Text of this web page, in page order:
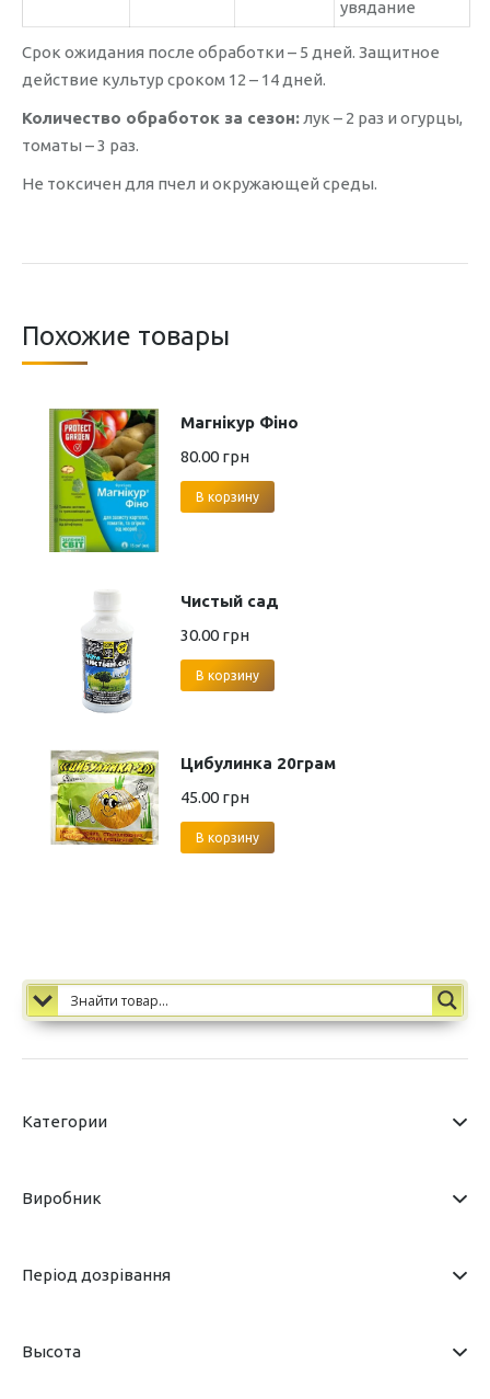
увядание
Срок ожидания после обработки – 5 дней. Защитное
действие культур сроком 12 – 14 дней.
Количество обработок за сезон:лук – 2 раз и огурцы,
томаты – 3 раз.
Не токсичен для пчел и окружающей среды.
Похожие товары
Магнікур Фіно
80.00 грн
В корзину
Чистый сад
30.00 грн
В корзину
Цибулинка 20грам
45.00 грн
В корзину
Категории
Виробник
Період дозрівання
Высота